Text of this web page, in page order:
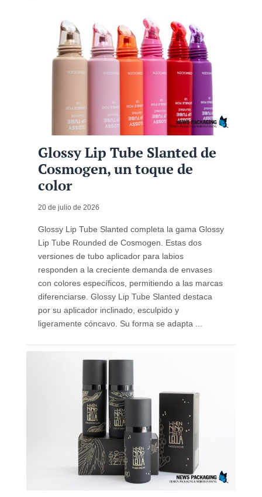
Glossy Lip Tube Slanted de
Cosmogen, un toque de
color
20 de julio de 2026
Glossy Lip Tube Slanted completa la gama Glossy
Lip Tube Rounded de Cosmogen. Estas dos
versiones de tubo aplicador para labios
responden a la creciente demanda de envases
con colores específicos, permitiendo a las marcas
diferenciarse. Glossy Lip Tube Slanted destaca
por su aplicador inclinado, esculpido y
ligeramente cóncavo. Su forma se adapta ...